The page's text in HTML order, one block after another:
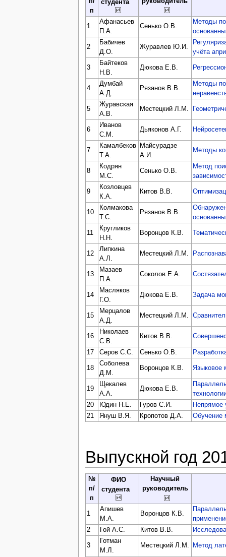
п
студента
1
Афанасьев
П.А.
Сенько О.В.
Методы
2
Бабичев
Д.О.
Журавлев Ю.И.
учёта
3
Байтеков
Н.В.
Дюкова Е.В.
4
Думбай
А.Д.
Рязанов В.В.
Методы
5
Журавская
А.В.
Местецкий Л.М.
6
Иванов
С.М.
Дьяконов А.Г.
7
Камалбеков
Т.А.
Майсурадзе
А.И.
Методы
8
Кодрян
М.С.
Сенько О.В.
Метод
9
Козловцев
К.А.
Китов В.В.
10
Колмакова
Т.С.
Рязанов В.В.
11
Кругликов
Н.Н.
Воронцов К.В.
12
Липкина
А.Л.
Местецкий Л.М.
13
Мазаев
П.А.
Соколов Е.А.
14
Масляков
Г.О.
Дюкова Е.В. Задача
15
Мерцалов
А.Д.
Местецкий Л.М.
16
Николаев
С.В.
Китов В.В.
17 Серов С.С. Сенько О.В.
18
Соболева
Д.М.
Воронцов К.В. Языковое
19
Щекалев
А.А.
Дюкова Е.В.
20
Юдин Н.Е. Гуров С.И.
Непрямое
21
Януш В.Я. Кропотов Д.А. Обучение
Выпускной год
№
п/
п
ФИО
студента
Научный
руководитель
1
Апишев
М.А.
Воронцов К.В.
2
Гой А.С. Китов В.В.
3
Готман
М.Л.
Местецкий Л.М. Метод